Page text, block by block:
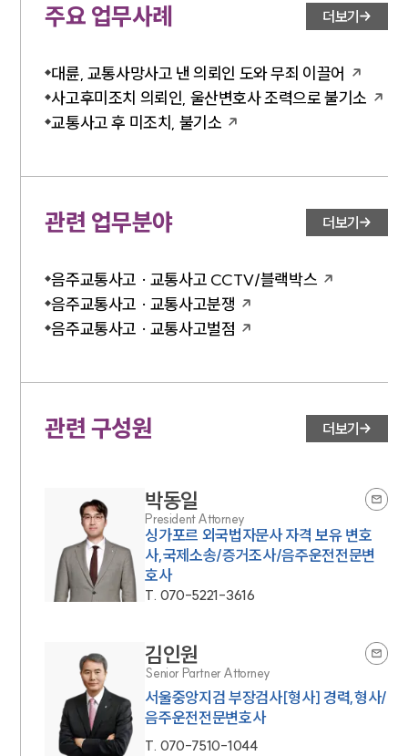
주요 업무사례 더보기
대륜, 교통사망사고 낸 의뢰인 도와 무죄 이끌어
사고후미조치 의뢰인, 울산변호사 조력으로 불기소
교통사고 후 미조치, 불기소
관련 업무분야 더보기
음주교통사고 · 교통사고 CCTV/블랙박스
음주교통사고 · 교통사고분쟁
음주교통사고 · 교통사고벌점
관련 구성원 더보기
박동일
President Attorney
싱가포르 외국법자문사 자격 보유 변호
사,국제소송/증거조사/음주운전전문변
호사
T. 070-5221-3616
김인원
Senior Partner Attorney
서울중앙지검 부장검사[형사] 경력,형사/
음주운전전문변호사
T. 070-7510-1044